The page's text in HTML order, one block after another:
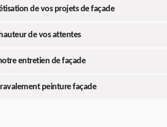
de vos projets de façade
de vos attentes
entretien de façade
peinture façade